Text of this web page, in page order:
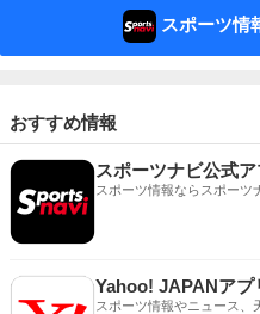
スポーツ情
おすすめ情報
スポーツナビ公式ア
スポーツ情報ならスポーツ
Yahoo! JAPANアプ
スポーツ情報やニュース、